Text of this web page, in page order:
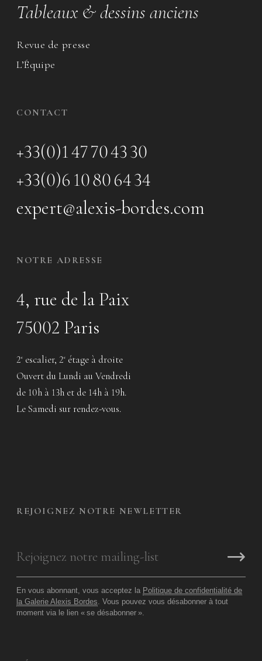
Tableaux & dessins anciens
Revue de presse
L’Équipe
CONTACT
+33(0)1 47 70 43 30
+33(0)6 10 80 64 34
expert@alexis-bordes.com
NOTRE ADRESSE
4, rue de la Paix
75002 Paris
2e escalier, 2e étage à droite
Ouvert du Lundi au Vendredi
de 10h à 13h et de 14h à 19h.
Le Samedi sur rendez-vous.
REJOIGNEZ NOTRE NEWLETTER
En vous abonnant, vous acceptez la Politique de confidentialité de
la Galerie Alexis Bordes. Vous pouvez vous désabonner à tout
moment via le lien « se désabonner ».